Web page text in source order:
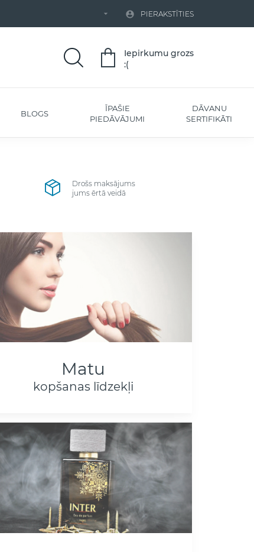
  PIERAKSTĪTIES
Iepirkumu grozs
:(
BLOGS
ĪPAŠIE
PIEDĀVĀJUMI
DĀVANU
SERTIFIKĀTI
Drošs maksājums
jums ērtā veidā
Matu
kopšanas līdzekļi